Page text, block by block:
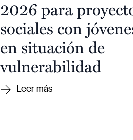
2026 para
sociales con
en situación de
vulnerabilidad